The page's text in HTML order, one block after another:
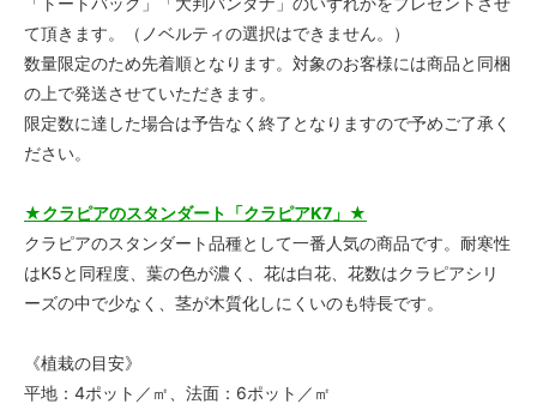
て頂きます。（ノベルティの選択はできません。）
数量限定のため先着順となります。対象のお客様には商品と同梱
の上で発送させていただきます。
限定数に達した場合は予告なく終了となりますので予めご了承く
ださい。
★クラピアのスタンダート「クラピアK7」★
クラピアのスタンダート品種として一番人気の商品です。耐寒性
はK5と同程度、葉の色が濃く、花は白花、花数はクラピアシリ
ーズの中で少なく、茎が木質化しにくいのも特長です。
《植栽の目安》
平地：4ポット／㎡、法面：6ポット／㎡